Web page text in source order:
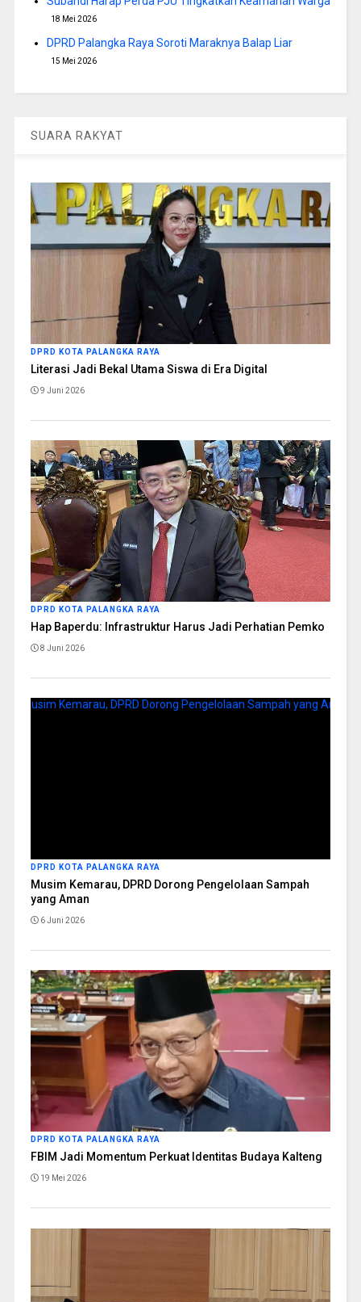
18 Mei 2026
DPRD Palangka Raya Soroti Maraknya Balap Liar
15 Mei 2026
SUARA RAKYAT
DPRD KOTA PALANGKA RAYA
Literasi Jadi Bekal Utama Siswa di Era Digital
9 Juni 2026
DPRD KOTA PALANGKA RAYA
Hap Baperdu: Infrastruktur Harus Jadi Perhatian Pemko
8 Juni 2026
DPRD KOTA PALANGKA RAYA
Musim Kemarau, DPRD Dorong Pengelolaan Sampah
yang Aman
6 Juni 2026
DPRD KOTA PALANGKA RAYA
FBIM Jadi Momentum Perkuat Identitas Budaya Kalteng
19 Mei 2026